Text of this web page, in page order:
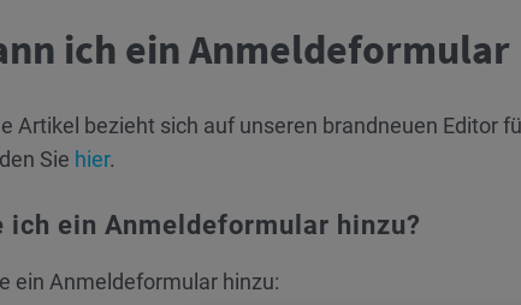
ich ein Anmeldeformular
Artikel bezieht sich auf unseren brandneuen Editor
Sie hier.
ich ein Anmeldeformular hinzu?
ein Anmeldeformular hinzu: